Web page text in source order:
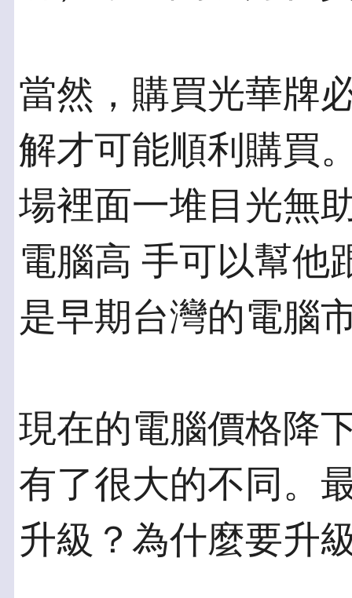
當然，購買光華牌
解才可能順利購買
場裡面一堆目光無
電腦高 手可以幫他
是早期台灣的電腦
現在的電腦價格降
有了很大的不同。
升級？為什麼要升